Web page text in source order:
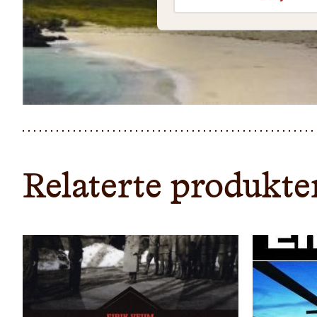
Relaterte